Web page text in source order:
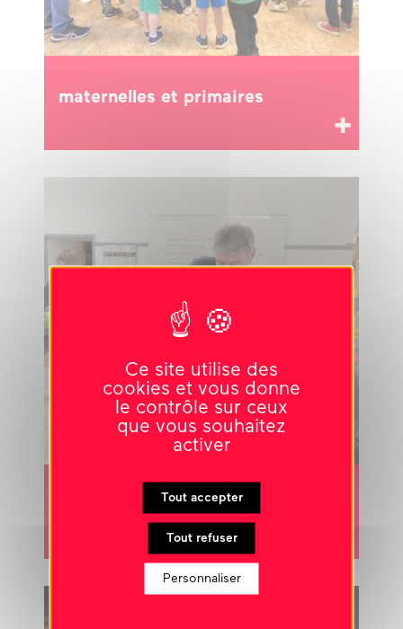
maternelles et primaires
Ce site utilise des
cookies et vous donne
le contrôle sur ceux
que vous souhaitez
activer
Tout accepter
Tout refuser
Personnaliser